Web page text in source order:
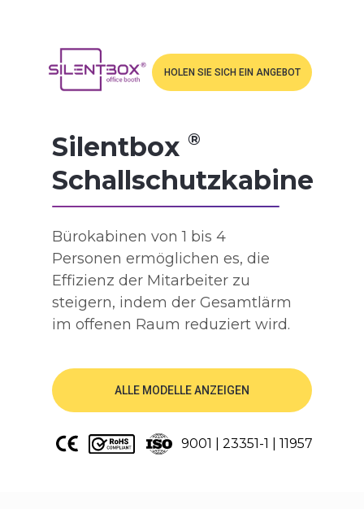
®️
HOLEN SIE SICH EIN ANGEBOT
9001 | 23351-1 | 11957
ALLE MODELLE ANZEIGEN
Bürokabinen von 1 bis 4
Personen ermöglichen es, die
Effizienz der Mitarbeiter zu
steigern, indem der Gesamtlärm
im offenen Raum reduziert wird.
Silentbox
Schallschutzkabine